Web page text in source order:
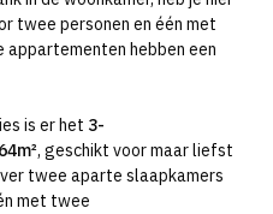
twee personen en één met
appartementen hebben een
is er het 3-
64m², geschikt voor maar liefst
twee aparte slaapkamers
met twee